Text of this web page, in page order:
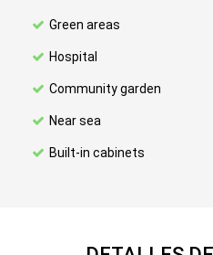
Green areas
Hospital
Community garden
Near sea
Built-in cabinets